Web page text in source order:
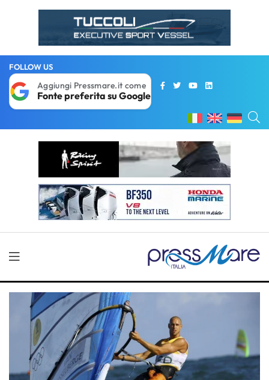
FOLLOW US
Aggiungi Pressmare.it come
Fonte preferita su Google